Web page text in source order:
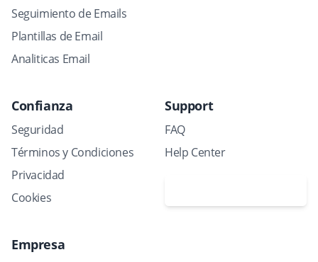
Seguimiento de Emails
Plantillas de Email
Analiticas Email
Confianza
Seguridad
Términos y Condiciones
Privacidad
Cookies
Support
FAQ
Help Center
Empresa